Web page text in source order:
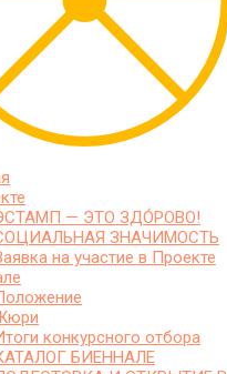
— ЭТО ЗДО́РОВО!
ЗНАЧИМОСТЬ
на участие в Проекте
конкурсного отбора
БИЕННАЛЕ